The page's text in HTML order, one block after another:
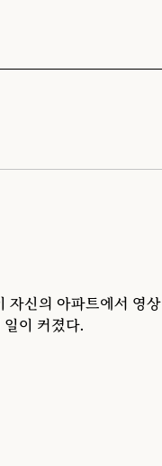
자신의 아파트에서 영상
이 커졌다.